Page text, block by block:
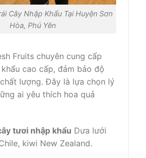
Cây Nhập Khẩu Tại Huyện Sơn
Hòa, Phú Yên
Fruits chuyên cung cấp
cao cấp, đảm bảo độ
lượng. Đây là lựa chọn lý
ai yêu thích hoa quả
tươi nhập khẩu Dưa lưới
kiwi New Zealand.